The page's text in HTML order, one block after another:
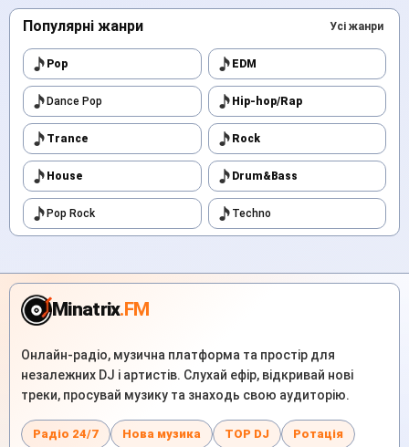
Популярні жанри Усі жанри
Pop EDM
Dance Pop Hip-hop/Rap
Trance Rock
House Drum&Bass
Pop Rock Techno
Minatrix.FM
Онлайн-радіо, музична платформа та простір для
незалежних DJ і артистів. Слухай ефір, відкривай нові
треки, просувай музику та знаходь свою аудиторію.
Радіо 24/7 Нова музика TOP DJ Ротація